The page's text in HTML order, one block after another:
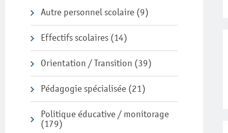
Autre personnel scolaire (9)
Effectifs scolaires (14)
Orientation / Transition (39)
Pédagogie spécialisée (21)
Politique éducative / monitorage
(179)